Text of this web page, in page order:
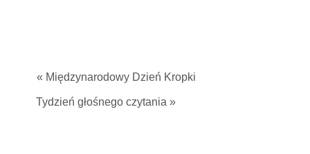
« Międzynarodowy Dzień Kropki
Tydzień głośnego czytania »